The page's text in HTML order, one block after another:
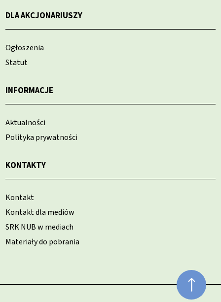
DLA AKCJONARIUSZY
Ogłoszenia
Statut
INFORMACJE
Aktualności
Polityka prywatności
KONTAKTY
Kontakt
Kontakt dla mediów
SRK NUB w mediach
Materiały do pobrania